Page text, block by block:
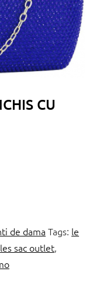
CU
de dama Tags: le
les sac outlet,